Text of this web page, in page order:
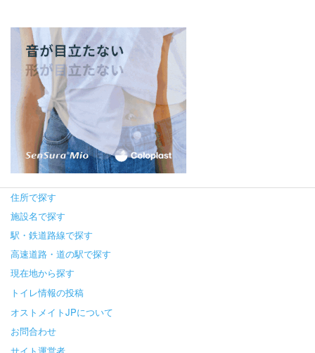
住所で探す
施設名で探す
駅・鉄道路線で探す
高速道路・道の駅で探す
現在地から探す
トイレ情報の投稿
オストメイトJPについて
お問合わせ
サイト運営者